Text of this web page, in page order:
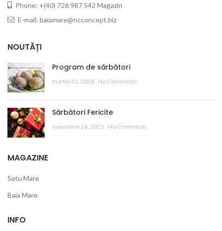
Phone: +(40) 726 987 542 Magazin
E-mail: baiamare@ncconcept.biz
NOUTĂȚI
Program de sărbători
martie 31, 2026 No Comments
Sărbători Fericite
noiembrie 26, 2025 No Comments
MAGAZINE
Satu Mare
Baia Mare
INFO